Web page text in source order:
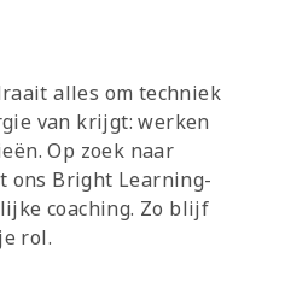
alles om techniek
van krijgt: werken
Op zoek naar
ons Bright Learning-
coaching. Zo blijf
rol.